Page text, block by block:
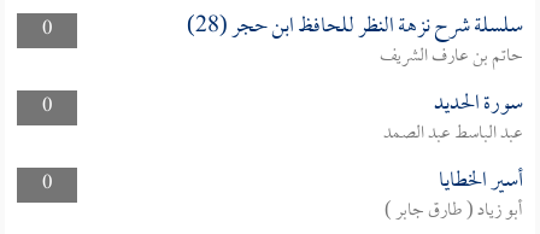
0
سلسلة شرح نزهة النظر للحافظ ابن حجر (28)
حاتم بن عارف الشريف
0
سورة الحديد
عبد الباسط عبد الصمد
0
أسير الخطايا
أبو زياد ( طارق جابر )